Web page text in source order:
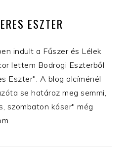
ESZTER
indult a Fűszer és Lélek
lettem Bodrogi Eszterből
Eszter". A blog alcíménél
se határoz meg semmi,
szombaton kóser" még